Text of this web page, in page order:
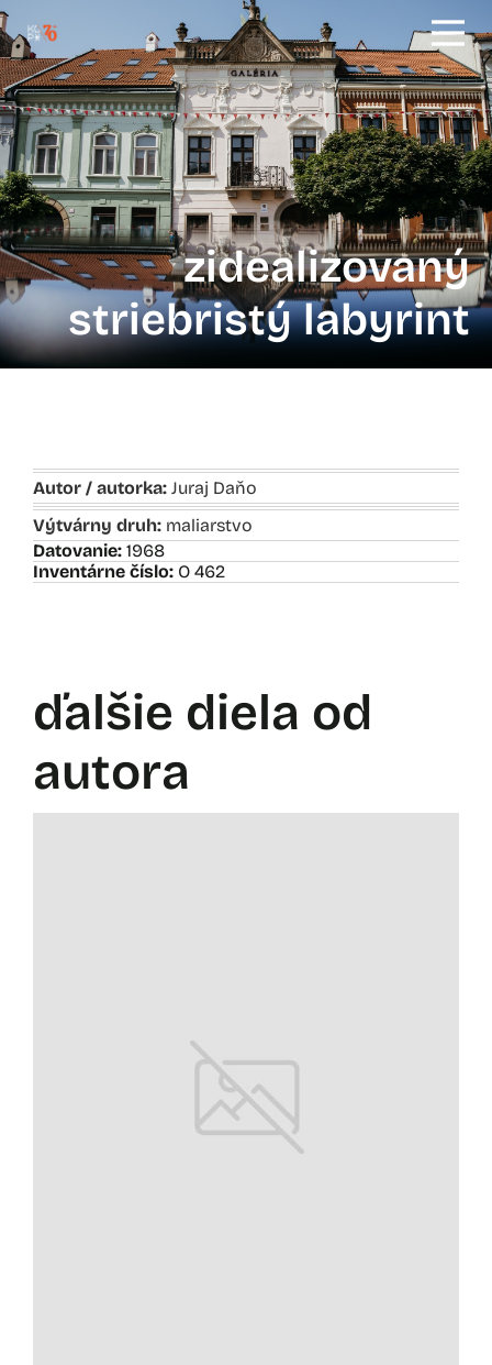
zidealizovaný
striebristý labyrint
Autor / autorka: Juraj Daňo
Výtvárny druh: maliarstvo
Datovanie: 1968
Inventárne číslo: O 462
ďalšie diela od
autora